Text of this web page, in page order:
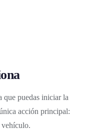
que puedas iniciar la
acción principal:
vehículo.